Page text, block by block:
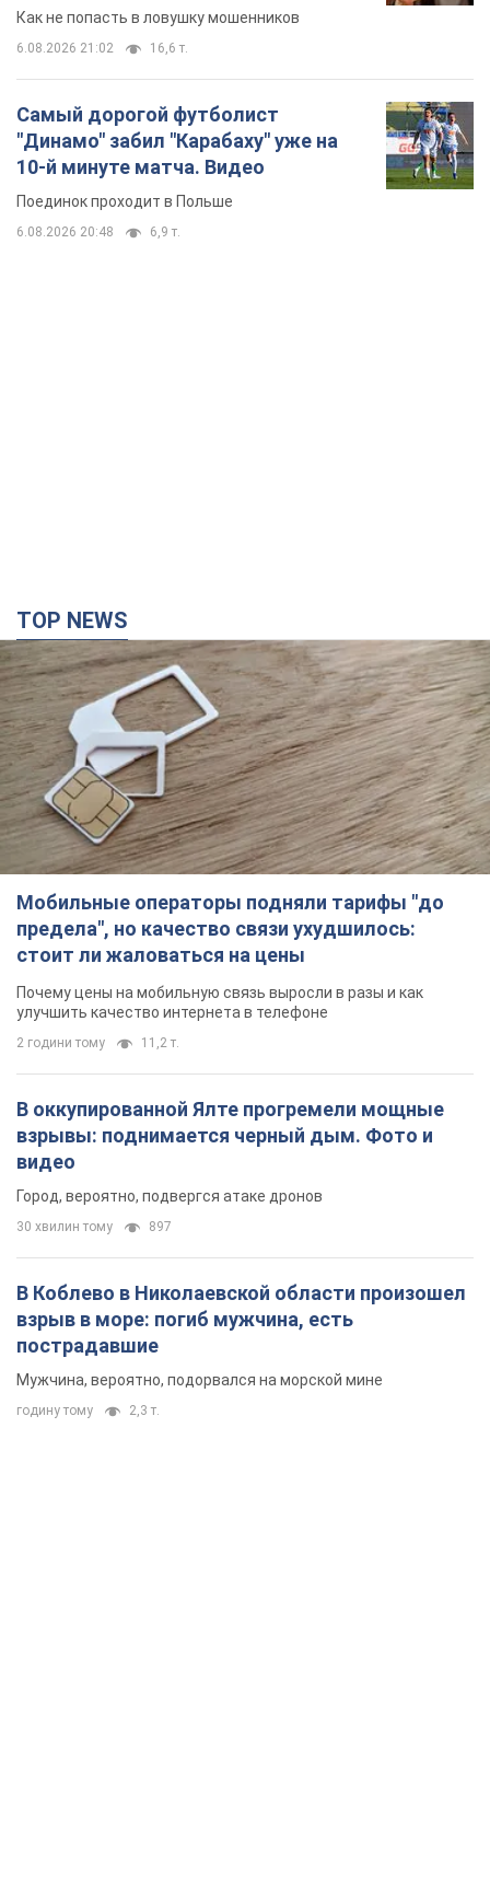
Как не попасть в ловушку мошенников
6.08.2026 21:02 16,6 т.
Самый дорогой футболист
"Динамо" забил "Карабаху" уже на
10-й минуте матча. Видео
Поединок проходит в Польше
6.08.2026 20:48 6,9 т.
TOP NEWS
Мобильные операторы подняли тарифы "до
предела", но качество связи ухудшилось:
стоит ли жаловаться на цены
Почему цены на мобильную связь выросли в разы и как
улучшить качество интернета в телефоне
2 години тому 11,2 т.
В оккупированной Ялте прогремели мощные
взрывы: поднимается черный дым. Фото и
видео
Город, вероятно, подвергся атаке дронов
30 хвилин тому 897
В Коблево в Николаевской области произошел
взрыв в море: погиб мужчина, есть
пострадавшие
Мужчина, вероятно, подорвался на морской мине
годину тому 2,3 т.